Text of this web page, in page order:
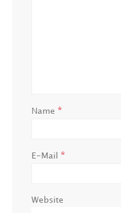
Name *
E-Mail *
Website